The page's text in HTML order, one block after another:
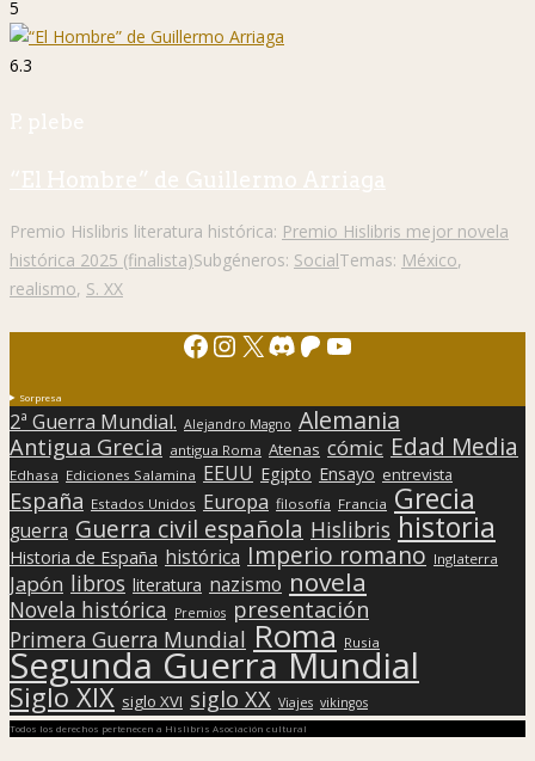
5
6.3
P. plebe
“El Hombre” de Guillermo Arriaga
Premio Hislibris literatura histórica: Premio Hislibris mejor novela
histórica 2025 (finalista)Subgéneros: SocialTemas: México,
realismo, S. XX
Facebook
Instagram
X Discord
Patreon
YouTube
Sorpresa
2ª Guerra Mundial. Alejandro Magno Alemania
Antigua Grecia antigua Roma Atenas cómic Edad Media
Edhasa Ediciones Salamina EEUU Egipto Ensayo entrevista
España Estados Unidos Europa filosofía Francia Grecia
guerra Guerra civil española Hislibris historia
Historia de España histórica Imperio romano Inglaterra
Japón libros literatura nazismo novela
Novela histórica Premios presentación
Primera Guerra Mundial Roma Rusia
Segunda Guerra Mundial
Siglo XIX siglo XVI siglo XX Viajes vikingos
Todos los derechos pertenecen a Hislibris Asociación cultural